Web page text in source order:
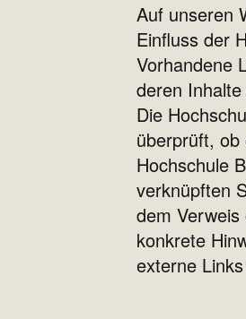
Auf unseren
Einfluss der
Vorhandene
deren
Die
überprüft,
Hochschule
verknüpften
dem
konkrete
externe